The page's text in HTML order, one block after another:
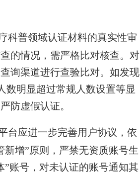
科普领域认证材料的真实性审
的情况，需严格比对核查。对
询渠道进行查验比对。如发现
数明显超过常规人数设置等显
防虚假认证。
台应进一步完善用户协议，依
增”原则，严禁无资质账号生
账号，对未认证的账号通知其